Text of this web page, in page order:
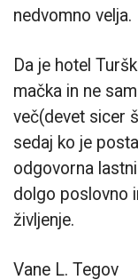
nedvomno velja.
Da je hotel
mačka in ne
več(devet sicer
sedaj ko je
odgovorna
dolgo poslovno
življenje.
Vane L. Tegov